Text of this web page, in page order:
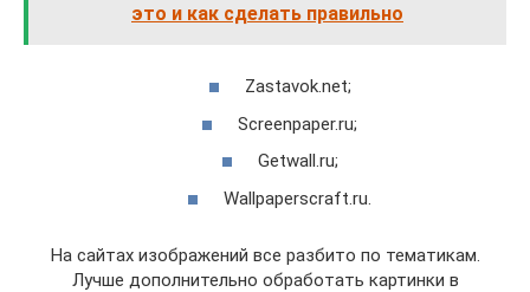
это и как сделать правильно
Zastavok.net;
Screenpaper.ru;
Getwall.ru;
Wallpaperscraft.ru.
На сайтах изображений все разбито по тематикам.
Лучше дополнительно обработать картинки в